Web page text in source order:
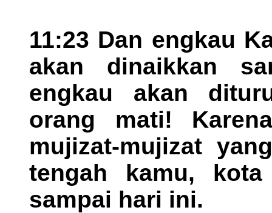
11:23 Dan engkau
akan dinaikkan
engkau akan
orang mati!
mujizat-mujizat
tengah kamu,
sampai hari ini.